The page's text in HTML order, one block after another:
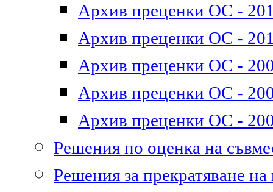
Архив преценки ОС -
Архив преценки ОС -
Архив преценки ОС -
Архив преценки ОС -
Архив преценки ОС -
Решения по оценка на
Решения за прекратяване